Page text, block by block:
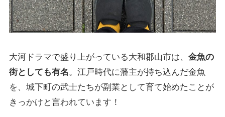
大河ドラマで盛り上がっている大和郡山市は、 金魚の
街としても有名 。江戸時代に藩主が持ち込んだ金魚
を、城下町の武士たちが副業として育て始めたことが
きっかけと言われています！